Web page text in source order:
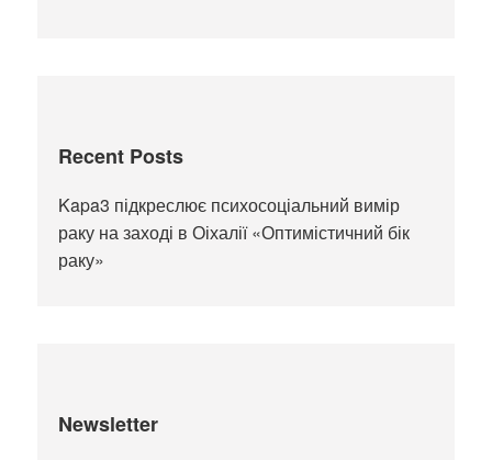
Recent Posts
Kapa3 підкреслює психосоціальний вимір
раку на заході в Оіхалії «Оптимістичний бік
раку»
Newsletter